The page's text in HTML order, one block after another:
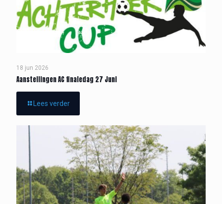
18 jun 2026
Aanstellingen AC finaledag 27 Juni
Lees verder